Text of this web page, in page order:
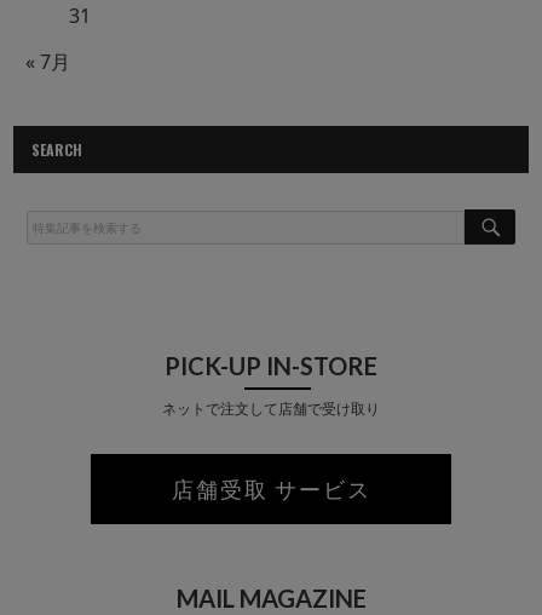
31
« 7月
SEARCH
S
R
PICK-UP IN-STORE
ネットで注文して店舗で受け取り
店舗受取 サービス
MAIL MAGAZINE